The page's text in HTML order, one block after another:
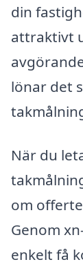
din
attraktivt
lönar det
När du
om
Genom
enkelt få